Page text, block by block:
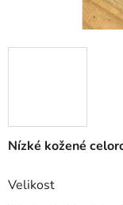
Nízké kožené
Velikost